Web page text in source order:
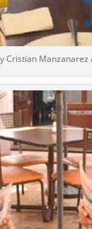
Cristian